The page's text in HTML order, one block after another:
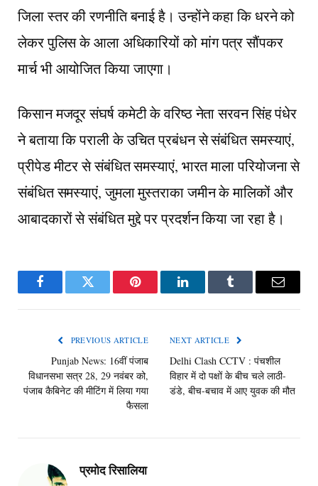
जिला स्तर की रणनीति बनाई है। उन्होंने कहा कि धरने को
लेकर पुलिस के आला अधिकारियों को मांग पत्र सौंपकर
मार्च भी आयोजित किया जाएगा।
किसान मजदूर संघर्ष कमेटी के वरिष्ठ नेता सरवन सिंह पंधेर
ने बताया कि पराली के उचित प्रबंधन से संबंधित समस्याएं,
प्रीपेड मीटर से संबंधित समस्याएं, भारत माला परियोजना से
संबंधित समस्याएं, जुमला मुस्तराका जमीन के मालिकों और
आबादकारों से संबंधित मुद्दे पर प्रदर्शन किया जा रहा है।
FacebookTwitter Pinterest LinkedInTumblr Email
PREVIOUS ARTICLE
Punjab News: 16वीं पंजाब
विधानसभा सत्र 28, 29 नवंबर को,
पंजाब कैबिनेट की मीटिंग में लिया गया
फैसला
NEXT ARTICLE
Delhi Clash CCTV : पंचशील
विहार में दो पक्षों के बीच चले लाठी-
डंडे, बीच-बचाव में आए युवक की मौत
प्रमोद रिसालिया